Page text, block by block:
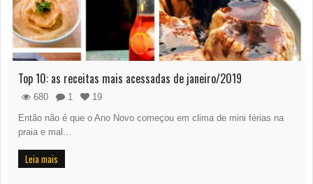
Top 10: as receitas mais acessadas de janeiro/2019
680 1
19
Então não é que o Ano Novo começou em clima de mini férias na
praia e mal…
Leia mais